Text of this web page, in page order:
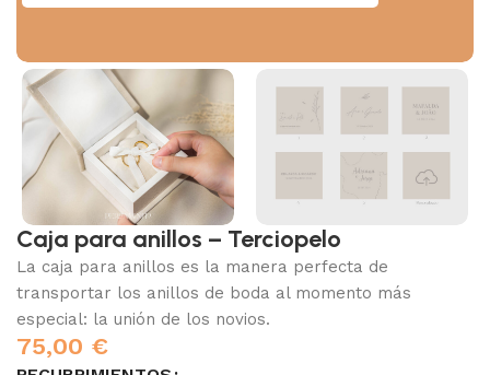
Caja para anillos – Terciopelo
La caja para anillos es la manera perfecta de
transportar los anillos de boda al momento más
especial: la unión de los novios.
75,00 €